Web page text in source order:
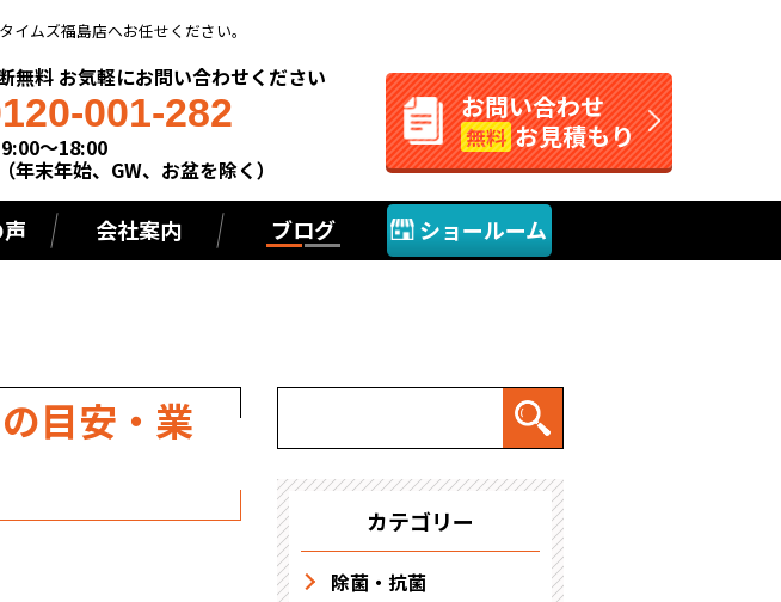
ムズ福島店へお任せください。
無料 お気軽にお問い合わせください
001-282
～18:00
年末年始、GW、お盆を除く）
お問い合わせ
無料 お見積もり
会社案内 ブログ ショールーム
目安・業
カテゴリー
除菌・抗菌